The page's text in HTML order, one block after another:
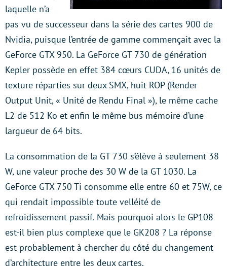
laquelle n’a
pas vu de successeur dans la série des cartes 900 de
Nvidia, puisque l’entrée de gamme commençait avec la
GeForce GTX 950. La GeForce GT 730 de génération
Kepler possède en effet 384 cœurs CUDA, 16 unités de
texture réparties sur deux SMX, huit ROP (Render
Output Unit, « Unité de Rendu Final »), le même cache
L2 de 512 Ko et enfin le même bus mémoire d’une
largueur de 64 bits.
La consommation de la GT 730 s’élève à seulement 38
W, une valeur proche des 30 W de la GT 1030. La
GeForce GTX 750 Ti consomme elle entre 60 et 75W, ce
qui rendait impossible toute velléité de
refroidissement passif. Mais pourquoi alors le GP108
est-il bien plus complexe que le GK208 ? La réponse
est probablement à chercher du côté du changement
d’architecture entre les deux cartes.